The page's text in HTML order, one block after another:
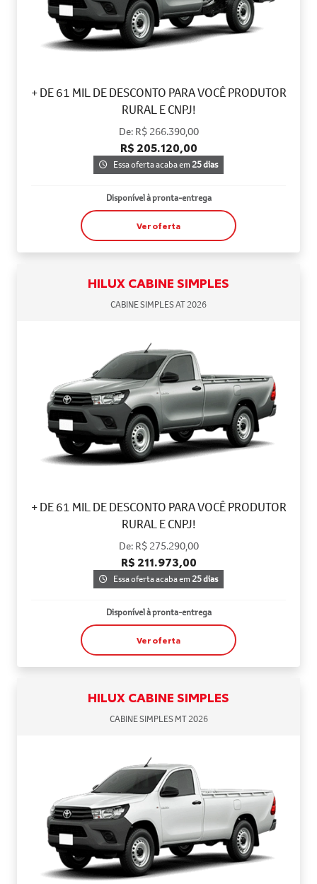
+ DE 61 MIL DE DESCONTO PARA VOCÊ PRODUTOR
RURAL E CNPJ!
De: R$ 266.390,00
R$ 205.120,00
Essa oferta acaba em25 dias
Disponível à pronta-entrega
Ver oferta
HILUX CABINE SIMPLES
CABINE SIMPLES AT 2026
+ DE 61 MIL DE DESCONTO PARA VOCÊ PRODUTOR
RURAL E CNPJ!
De: R$ 275.290,00
R$ 211.973,00
Essa oferta acaba em25 dias
Disponível à pronta-entrega
Ver oferta
HILUX CABINE SIMPLES
CABINE SIMPLES MT 2026